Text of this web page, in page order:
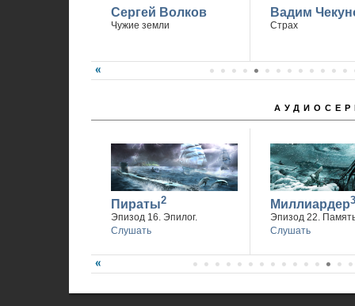
Сергей Волков
Чужие земли
Вадим
Страх
Пираты2
Эпизод 16. Эпилог.
Слушать
Миллиардер3
Эпизод 22.
Слушать